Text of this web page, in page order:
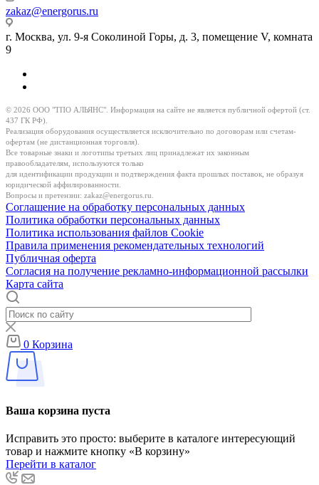
zakaz@energorus.ru
г. Москва, ул. 9-я Соколиной Горы, д. 3, помещение V, комната
9
© 2026 ООО "ТПО АЛЬЯНС". Информация на сайте не является публичной офертой (ст.
437 ГК РФ).
Реализация оборудования осуществляется исключительно по договорам или счетам-
офертам (не дистанционная торговля).
Все товарные знаки и логотипы третьих лиц принадлежат их законным
правообладателям, используются только
для идентификации продукции и подтверждения факта прошлых поставок, не образуя
юридической аффилированности.
Вопросы и претензии: zakaz@energorus.ru
Соглашение на обработку персональных данных
Политика обработки персональных данных
Политика использования файлов Cookie
Правила применения рекомендательных технологий
Публичная оферта
Согласия на получение рекламно-информационной рассылки
Карта сайта
0 Корзина
Ваша корзина пуста
Исправить это просто: выберите в каталоге интересующий
товар и нажмите кнопку «В корзину»
Перейти в каталог